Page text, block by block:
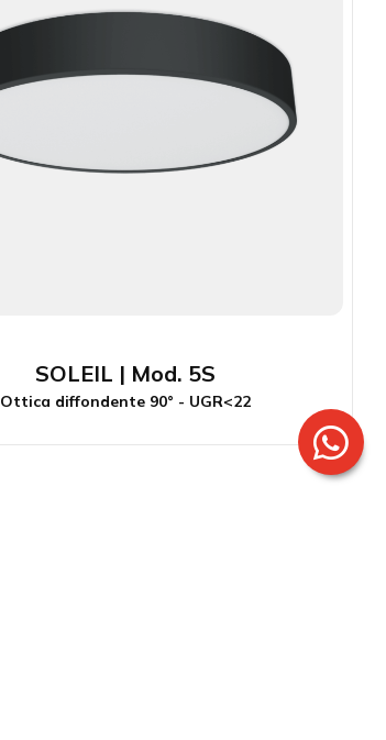
SOLEIL | Mod. 5S
Ottica diffondente 90° - UGR<22